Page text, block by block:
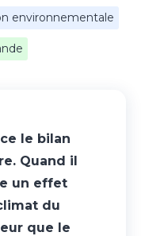
environnementale
le bilan
Quand il
un effet
du
que le